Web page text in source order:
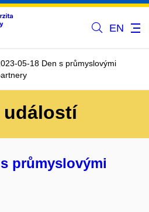
EN
05-18 Den s průmyslovými
událostí
s průmyslovými